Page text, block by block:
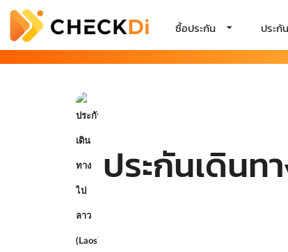
ซื้อประกัน ประกั
ประกันเดินท